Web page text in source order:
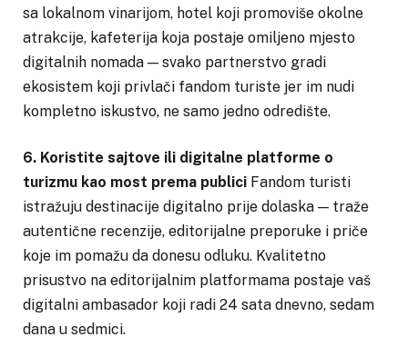
sa lokalnom vinarijom, hotel koji promoviše okolne
atrakcije, kafeterija koja postaje omiljeno mjesto
digitalnih nomada — svako partnerstvo gradi
ekosistem koji privlači fandom turiste jer im nudi
kompletno iskustvo, ne samo jedno odredište.
6. Koristite sajtove ili digitalne platforme o
turizmu kao most prema publici Fandom turisti
istražuju destinacije digitalno prije dolaska — traže
autentične recenzije, editorijalne preporuke i priče
koje im pomažu da donesu odluku. Kvalitetno
prisustvo na editorijalnim platformama postaje vaš
digitalni ambasador koji radi 24 sata dnevno, sedam
dana u sedmici.